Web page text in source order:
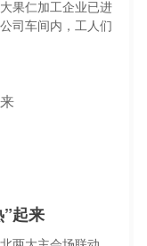
果仁加工企业已进
司车间内，工人们
起来